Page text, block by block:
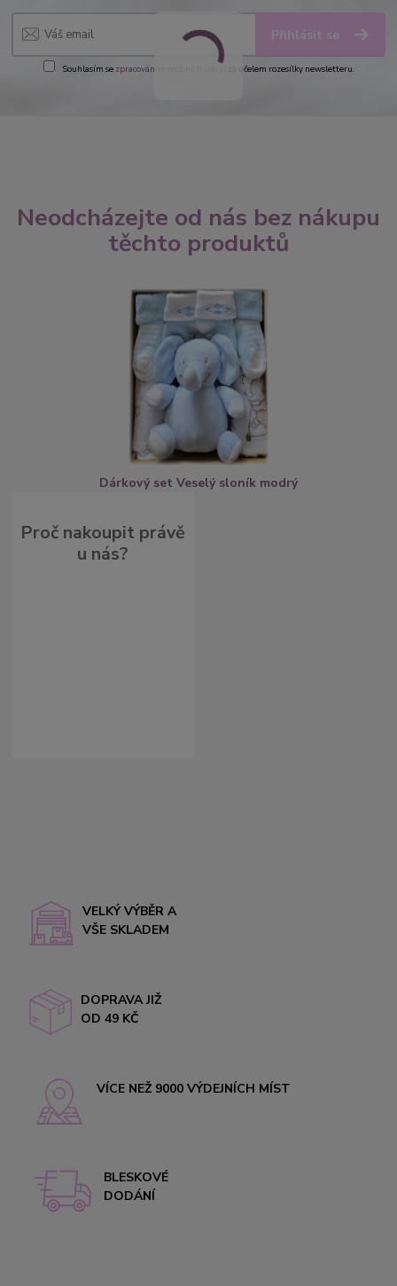
Přihlásit se
Souhlasím se zpracováním osobních údajů za účelem rozesílky newsletteru.
Neodcházejte od nás bez nákupu
těchto produktů
Dárkový set Veselý sloník modrý
Proč nakoupit právě
u nás?
VELKÝ VÝBĚR A
VŠE SKLADEM
DOPRAVA JIŽ
OD 49 KČ
VÍCE NEŽ 9000 VÝDEJNÍCH MÍST
BLESKOVÉ
DODÁNÍ